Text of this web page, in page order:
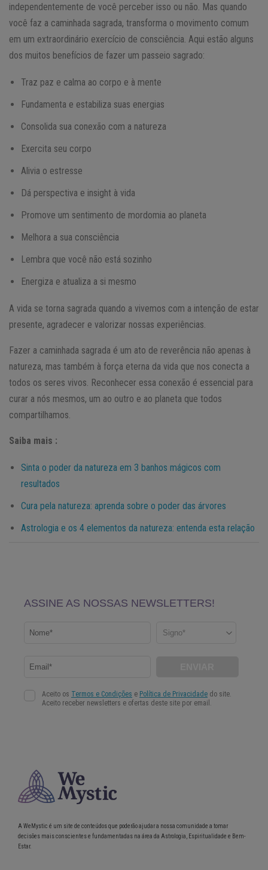
independentemente de você perceber isso ou não. Mas quando
você faz a caminhada sagrada, transforma o movimento comum
em um extraordinário exercício de consciência. Aqui estão alguns
dos muitos benefícios de fazer um passeio sagrado:
Traz paz e calma ao corpo e à mente
Fundamenta e estabiliza suas energias
Consolida sua conexão com a natureza
Exercita seu corpo
Alivia o estresse
Dá perspectiva e insight à vida
Promove um sentimento de mordomia ao planeta
Melhora a sua consciência
Lembra que você não está sozinho
Energiza e atualiza a si mesmo
A vida se torna sagrada quando a vivemos com a intenção de estar
presente, agradecer e valorizar nossas experiências.
Fazer a caminhada sagrada é um ato de reverência não apenas à
natureza, mas também à força eterna da vida que nos conecta a
todos os seres vivos. Reconhecer essa conexão é essencial para
curar a nós mesmos, um ao outro e ao planeta que todos
compartilhamos.
Saiba mais :
Sinta o poder da natureza em 3 banhos mágicos com
resultados
Cura pela natureza: aprenda sobre o poder das árvores
Astrologia e os 4 elementos da natureza: entenda esta relação
A WeMystic é um site de conteúdos que poderão ajudar a nossa comunidade a tomar
decisões mais conscientes e fundamentadas na área da Astrologia, Espiritualidade e Bem-
Estar.